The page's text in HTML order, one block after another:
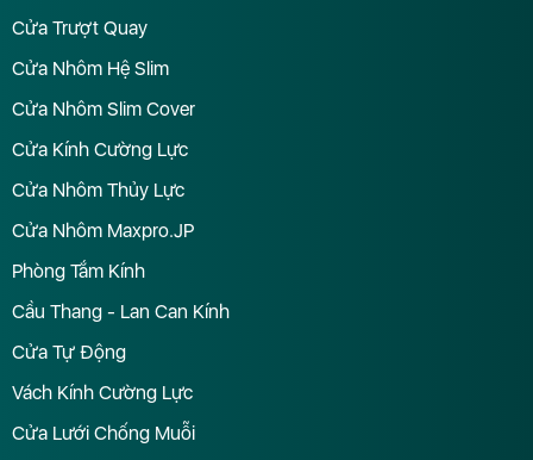
Cửa Trượt Quay
Cửa Nhôm Hệ Slim
Cửa Nhôm Slim Cover
Cửa Kính Cường Lực
Cửa Nhôm Thủy Lực
Cửa Nhôm Maxpro.JP
Phòng Tắm Kính
Cầu Thang - Lan Can Kính
Cửa Tự Động
Vách Kính Cường Lực
Cửa Lưới Chống Muỗi